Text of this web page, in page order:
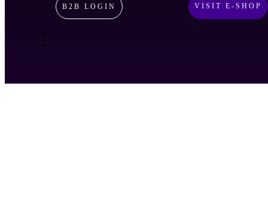
B2B LOGIN VISIT E-SHOP